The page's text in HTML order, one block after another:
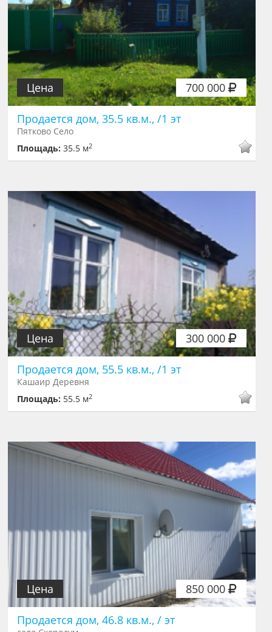
700 000
Цена
Продается дом, 35.5 кв.м., /1 эт
Пятково Село
Площадь:35.5 м2
300 000
Цена
Продается дом, 55.5 кв.м., /1 эт
Кашаир Деревня
Площадь: 55.5 м2
850 000
Цена
Продается дом, 46.8 кв.м., / эт